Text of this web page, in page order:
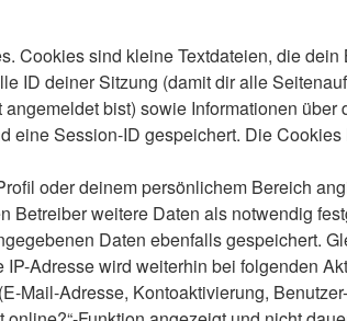
Cookies sind kleine Textdateien, die
ID deiner Sitzung (damit dir alle
bist) sowie Informationen
Session-ID gespeichert. Die
oder deinem persönlichem Bereich
weitere Daten als notwendig
Daten ebenfalls gespeichert.
Adresse wird weiterhin bei folgenden
Mail-Adresse, Kontoaktivierung,